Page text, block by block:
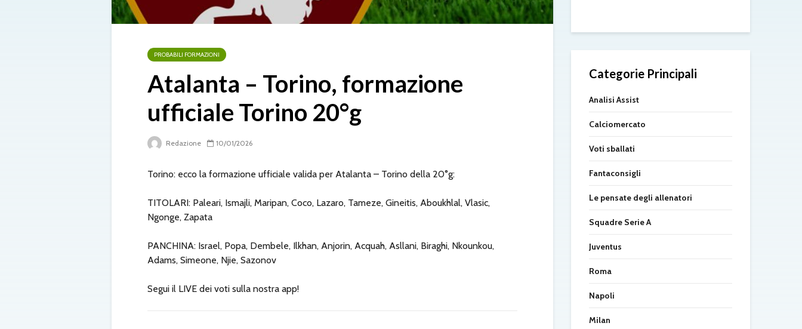
PROBABILI FORMAZIONI
Atalanta – Torino, formazione
ufficiale Torino 20°g
Redazione 10/01/2026
Torino: ecco la formazione ufficiale valida per Atalanta – Torino della 20°g:
TITOLARI: Paleari, Ismajli, Maripan, Coco, Lazaro, Tameze, Gineitis, Aboukhlal, Vlasic,
Ngonge, Zapata
PANCHINA: Israel, Popa, Dembele, Ilkhan, Anjorin, Acquah, Asllani, Biraghi, Nkounkou,
Adams, Simeone, Njie, Sazonov
Segui il LIVE dei voti sulla nostra app!
05/08/2026
Categorie Principali
Analisi Assist
Calciomercato
Voti sballati
Fantaconsigli
Le pensate degli allenatori
Squadre Serie A
Juventus
Roma
Napoli
Milan